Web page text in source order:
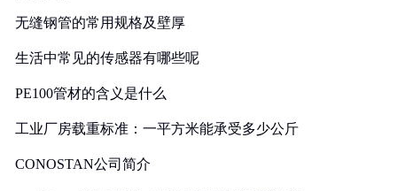
无缝钢管的常用规格及壁厚
生活中常见的传感器有哪些呢
PE100管材的含义是什么
工业厂房载重标准：一平方米能承受多少公斤
CONOSTAN公司简介